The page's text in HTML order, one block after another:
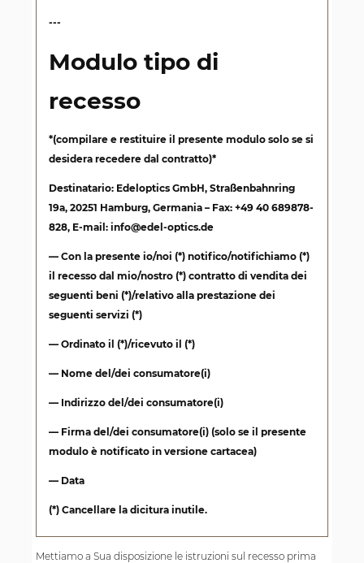
---
Modulo tipo di
recesso
*(compilare e restituire il presente modulo solo se si
desidera recedere dal contratto)*
Destinatario: Edeloptics GmbH, Straßenbahnring
19a, 20251 Hamburg, Germania – Fax: +49 40 689878-
828, E-mail: info@edel-optics.de
— Con la presente io/noi (*) notifico/notifichiamo (*)
il recesso dal mio/nostro (*) contratto di vendita dei
seguenti beni (*)/relativo alla prestazione dei
seguenti servizi (*)
— Ordinato il (*)/ricevuto il (*)
— Nome del/dei consumatore(i)
— Indirizzo del/dei consumatore(i)
— Firma del/dei consumatore(i) (solo se il presente
modulo è notificato in versione cartacea)
— Data
(*) Cancellare la dicitura inutile.
Mettiamo a Sua disposizione le istruzioni sul recesso prima